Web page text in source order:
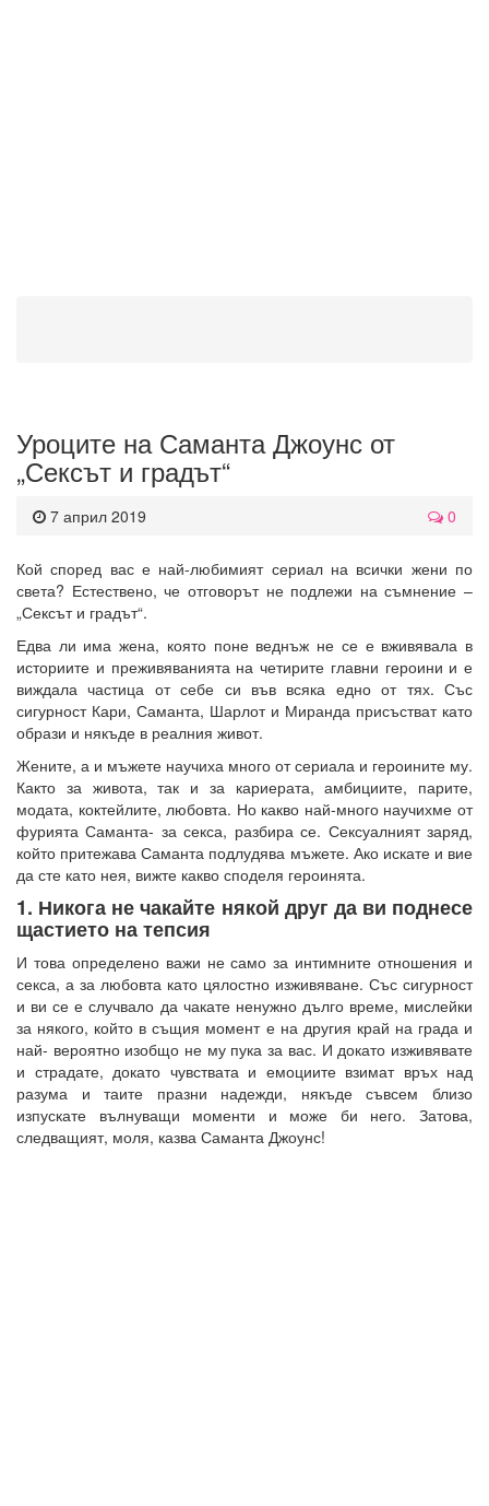
Уроците на Саманта Джоунс от
„Сексът и градът“
7 април 2019 0
Кой според вас е най-любимият сериал на всички жени по
света? Естествено, че отговорът не подлежи на съмнение –
„Сексът и градът“.
Едва ли има жена, която поне веднъж не се е вживявала в
историите и преживяванията на четирите главни героини и е
виждала частица от себе си във всяка едно от тях. Със
сигурност Кари, Саманта, Шарлот и Миранда присъстват като
образи и някъде в реалния живот.
Жените, а и мъжете научиха много от сериала и героините му.
Както за живота, так и за кариерата, амбициите, парите,
модата, коктейлите, любовта. Но какво най-много научихме от
фурията Саманта- за секса, разбира се. Сексуалният заряд,
който притежава Саманта подлудява мъжете. Ако искате и вие
да сте като нея, вижте какво споделя героинята.
1. Никога не чакайте някой друг да ви поднесе
щастието на тепсия
И това определено важи не само за интимните отношения и
секса, а за любовта като цялостно изживяване. Със сигурност
и ви се е случвало да чакате ненужно дълго време, мислейки
за някого, който в същия момент е на другия край на града и
най- вероятно изобщо не му пука за вас. И докато изживявате
и страдате, докато чувствата и емоциите взимат връх над
разума и таите празни надежди, някъде съвсем близо
изпускате вълнуващи моменти и може би него. Затова,
следващият, моля, казва Саманта Джоунс!